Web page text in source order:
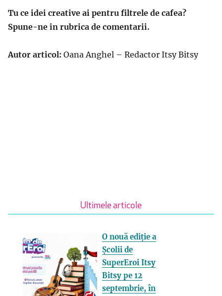
Tu ce idei creative ai pentru filtrele de cafea?
Spune-ne in rubrica de comentarii.
Autor articol: Oana Anghel – Redactor Itsy Bitsy
Ultimele articole
O nouă ediție a
Școlii de
SuperEroi Itsy
Bitsy pe 12
septembrie, în